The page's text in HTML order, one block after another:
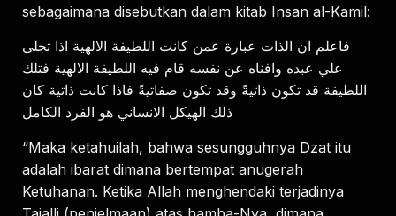
sebagaimana disebutkan dalam kitab Insan al-Kamil:
فاعلم ان الذات عبارة عمن كانت اللطيفة الالهية اذا تجلى
علي عبده وافناه عن نفسه قام فيه اللطيفة الالهية فتلك
اللطيفة قد تكون ذاتيةً وقد تكون صفاتيةً فاذا كانت ذاتية كان
ذلك الهيكل الانساني هو الفرد الكامل
“Maka ketahuilah, bahwa sesungguhnya Dzat itu
adalah ibarat dimana bertempat anugerah
Ketuhanan. Ketika Allah menghendaki terjadinya